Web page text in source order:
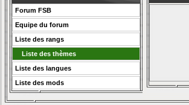
Forum FSB
Equipe du forum
Liste des rangs
Liste des thèmes
Liste des langues
Liste des mods